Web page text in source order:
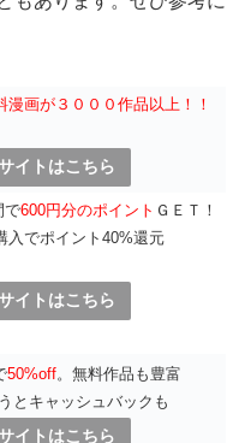
漫画が３０００作品以上！！
イトはこちら
で600円分のポイント ＧＥＴ！
入でポイント40%還元
イトはこちら
50%off。無料作品も豊富
とキャッシュバックも
イトはこちら